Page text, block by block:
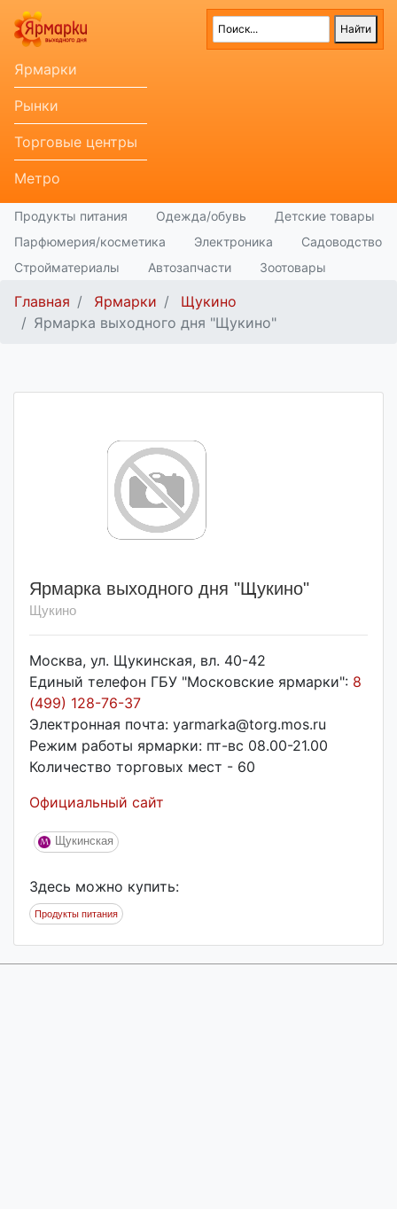
Ярмарки
Рынки
Торговые центры
Метро
Продукты питания Одежда/обувь
Детские товары
Парфюмерия/косметика
Электроника
Садоводство
Стройматериалы
Автозапчасти Зоотовары
Главная Ярмарки
Щукино
Ярмарка выходного дня "Щукино"
Ярмарка выходного дня "Щукино"
Щукино
Москва, ул. Щукинская, вл. 40-42
Единый телефон ГБУ "Московские ярмарки": 8
(499) 128-76-37
Электронная почта: yarmarka@torg.mos.ru
Режим работы ярмарки: пт-вс 08.00-21.00
Количество торговых мест - 60
Официальный сайт
Щукинская
Здесь можно купить:
Продукты питания